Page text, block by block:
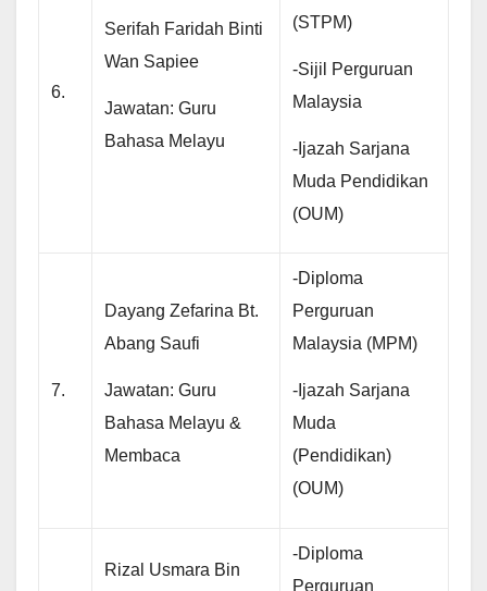
6.
Serifah Faridah Binti
Wan Sapiee
Jawatan: Guru
Bahasa Melayu
(STPM)
-Sijil Perguruan
Malaysia
-Ijazah Sarjana
Muda Pendidikan
(OUM)
7.
Dayang Zefarina Bt.
Abang Saufi
Jawatan: Guru
Bahasa Melayu &
Membaca
-Diploma
Perguruan
Malaysia (MPM)
-Ijazah Sarjana
Muda
(Pendidikan)
(OUM)
Rizal Usmara Bin
-Diploma
Perguruan